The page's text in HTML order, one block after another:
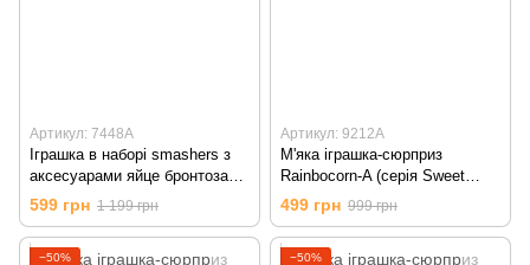
Артикул: 7448A
Іграшка в наборі smashers з
аксесуарами яйце бронтозавр
(7448A)
599 грн 1 199 грн
Артикул: 9212A
М'яка іграшка-сюрприз
Rainbocorn-A (серія Sweet
Shake) (9212A)
499 грн 999 грн
−50%
−50%